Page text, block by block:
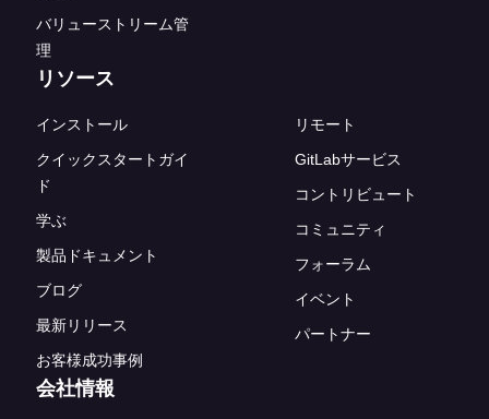
バリューストリーム管
理
リソース
インストール
クイックスタートガイ
ド
学ぶ
製品ドキュメント
ブログ
最新リリース
お客様成功事例
リモート
GitLabサービス
コントリビュート
コミュニティ
フォーラム
イベント
パートナー
会社情報